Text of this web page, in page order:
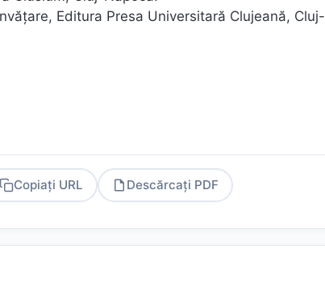
Editura Presa Universitară Clujeană, Cluj-
Copiați URL Descărcați PDF